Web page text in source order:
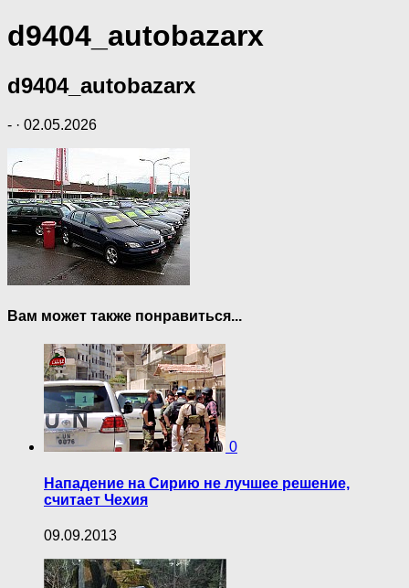
d9404_autobazarx
d9404_autobazarx
- · 02.05.2026
Вам может также понравиться...
0
Нападение на Сирию не лучшее решение,
считает Чехия
09.09.2013